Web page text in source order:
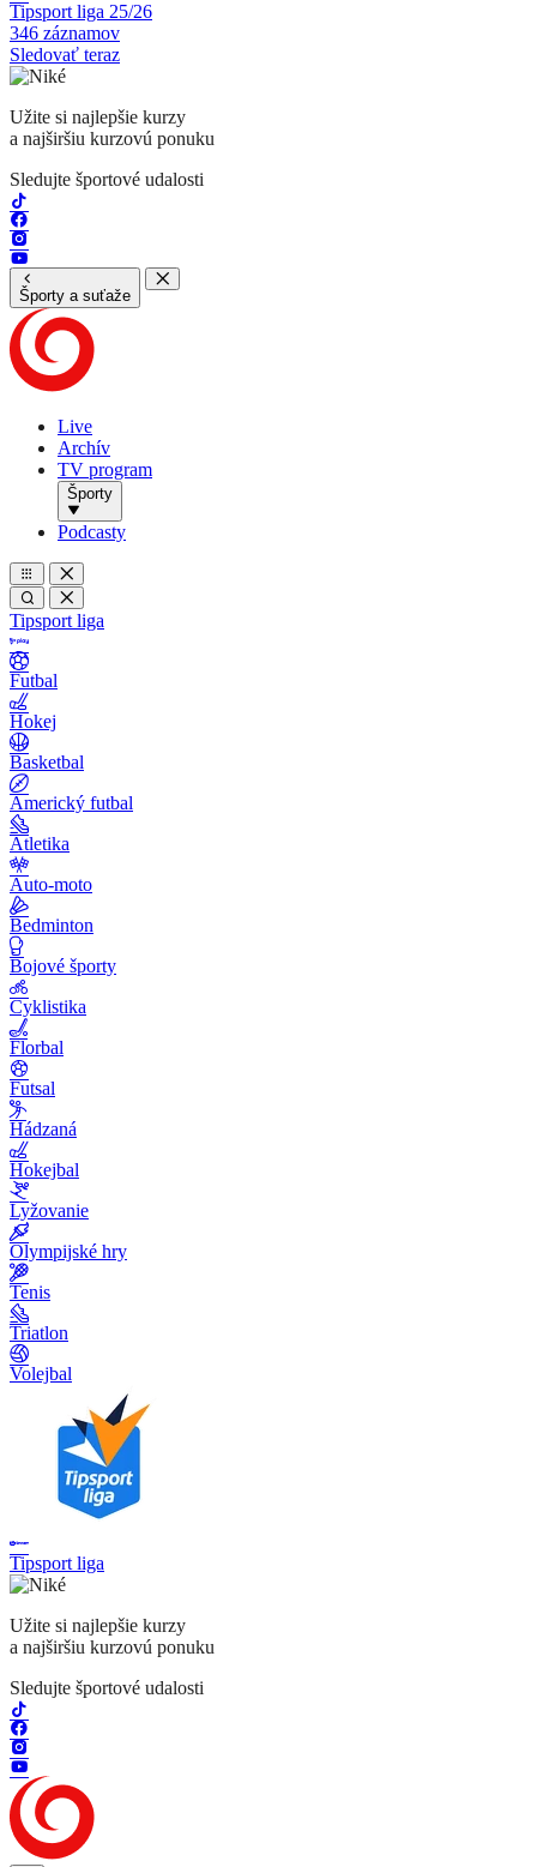
Tipsport liga 25/26
346 záznamov
Sledovať teraz
Užite si najlepšie kurzy
a najširšiu kurzovú ponuku
Sledujte športové udalosti
Športy a suťaže
Live
Archív
TV program
Športy
Podcasty
Tipsport liga
Futbal
Hokej
Basketbal
Americký futbal
Atletika
Auto-moto
Bedminton
Bojové športy
Cyklistika
Florbal
Futsal
Hádzaná
Hokejbal
Lyžovanie
Olympijské hry
Tenis
Triatlon
Volejbal
Tipsport liga
Užite si najlepšie kurzy
a najširšiu kurzovú ponuku
Sledujte športové udalosti